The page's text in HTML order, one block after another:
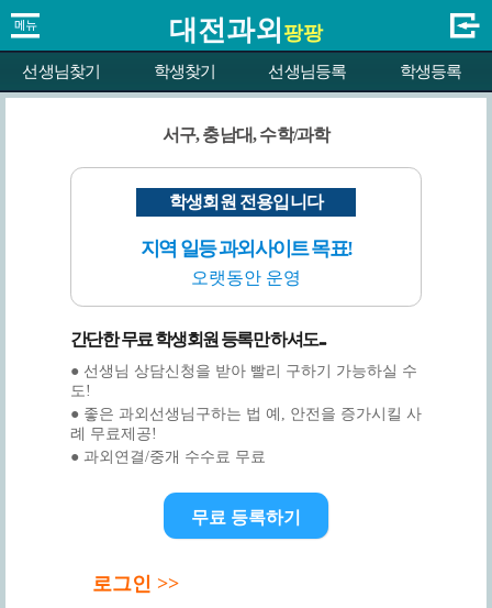
대전과외 팡팡
선생님찾기 학생찾기 선생님등록 학생등록
서구, 충남대, 수학/과학
학생회원 전용입니다
지역 일등 과외사이트 목표!
오랫동안 운영
간단한 무료 학생회원 등록만 하셔도...
● 선생님 상담신청을 받아 빨리 구하기 가능하실 수
도!
● 좋은 과외선생님구하는 법 예, 안전을 증가시킬 사
례 무료제공!
● 과외연결/중개 수수료 무료
무료 등록하기
로그인 >>